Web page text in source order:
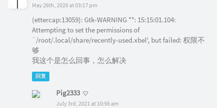
May 26th, 2020 at 03:17 pm
(ettercap:13059): Gtk-WARNING **: 15:15:01.104:
Attempting to set the permissions of
`/root/.local/share/recently-used.xbel', but failed: 权限不
够
我这个是怎么回事，怎么解决
回复
Pig2333
July 3rd, 2021 at 10:56 am